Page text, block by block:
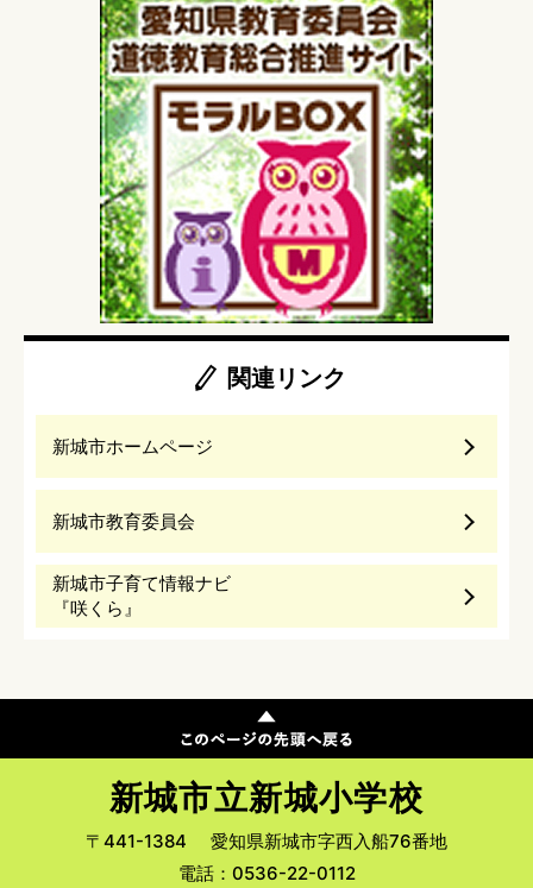
関連リンク
新城市ホームページ
新城市教育委員会
新城市子育て情報ナビ
『咲くら』
新城市立新城小学校
〒441-1384
愛知県新城市字西入船76番地
電話：0536-22-0112